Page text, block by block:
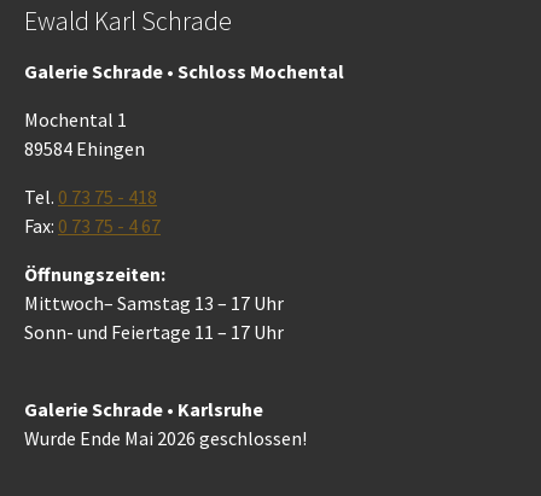
Ewald Karl Schrade
Galerie Schrade • Schloss Mochental
Mochental 1
89584 Ehingen
Tel. 0 73 75 - 418
Fax: 0 73 75 - 4 67
Öffnungszeiten:
Mittwoch– Samstag 13 – 17 Uhr
Sonn- und Feiertage 11 – 17 Uhr
Galerie Schrade • Karlsruhe
Wurde Ende Mai 2026 geschlossen!